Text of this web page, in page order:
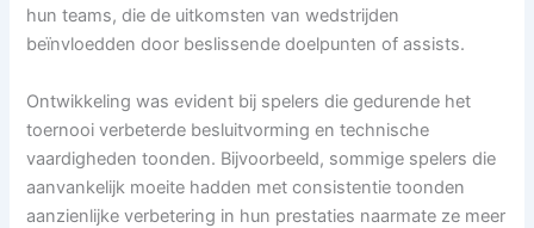
hun teams, die de uitkomsten van wedstrijden
beïnvloedden door beslissende doelpunten of assists.
Ontwikkeling was evident bij spelers die gedurende het
toernooi verbeterde besluitvorming en technische
vaardigheden toonden. Bijvoorbeeld, sommige spelers die
aanvankelijk moeite hadden met consistentie toonden
aanzienlijke verbetering in hun prestaties naarmate ze meer